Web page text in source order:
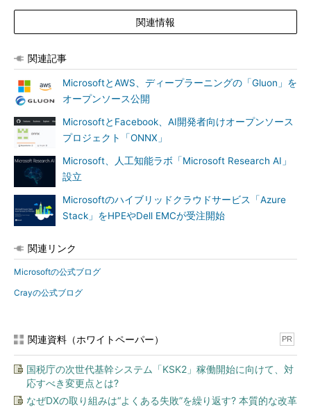
関連情報
関連記事
MicrosoftとAWS、ディープラーニングの「Gluon」を
オープンソース公開
MicrosoftとFacebook、AI開発者向けオープンソース
プロジェクト「ONNX」
Microsoft、人工知能ラボ「Microsoft Research AI」
設立
Microsoftのハイブリッドクラウドサービス「Azure
Stack」をHPEやDell EMCが受注開始
関連リンク
Microsoftの公式ブログ
Crayの公式ブログ
関連資料（ホワイトペーパー） PR
国税庁の次世代基幹システム「KSK2」稼働開始に向けて、対
応すべき変更点とは?
なぜDXの取り組みは“よくある失敗”を繰り返す? 本質的な改革